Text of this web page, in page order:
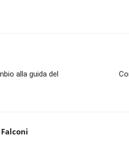
alla guida del